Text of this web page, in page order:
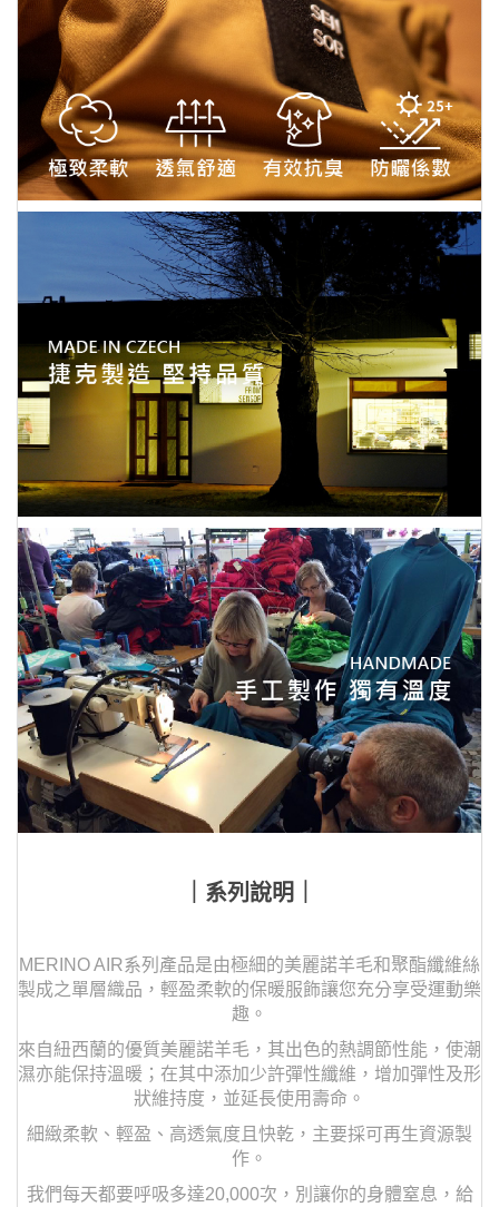
｜系列說明｜
MERINO AIR系列產品是由極細的美麗諾羊毛和聚酯纖維絲
製成之單層織品，輕盈柔軟的保暖服飾讓您充分享受運動樂
趣。
來自紐西蘭的優質美麗諾羊毛，其出色的熱調節性能，使潮
濕亦能保持溫暖；在其中添加少許彈性纖維，增加彈性及形
狀維持度，並延長使用壽命。
細緻柔軟、輕盈、高透氣度且快乾，主要採可再生資源製
作。
我們每天都要呼吸多達20,000次， 別讓你的身體窒息，給